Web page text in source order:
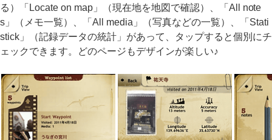
る）「Locate on map」（現在地を地図で確認）、「All note
s」（メモ一覧）、「All media」（写真などの一覧）、「Stati
stick」（記録データの統計」があって、タップすると個別にチ
ェックできます。どのページもデザインが楽しい♪